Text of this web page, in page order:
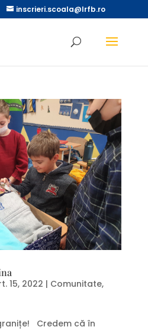
inscrieri.scoala@lrfb.ro
15, 2022 | Comunitate,
Credem că în